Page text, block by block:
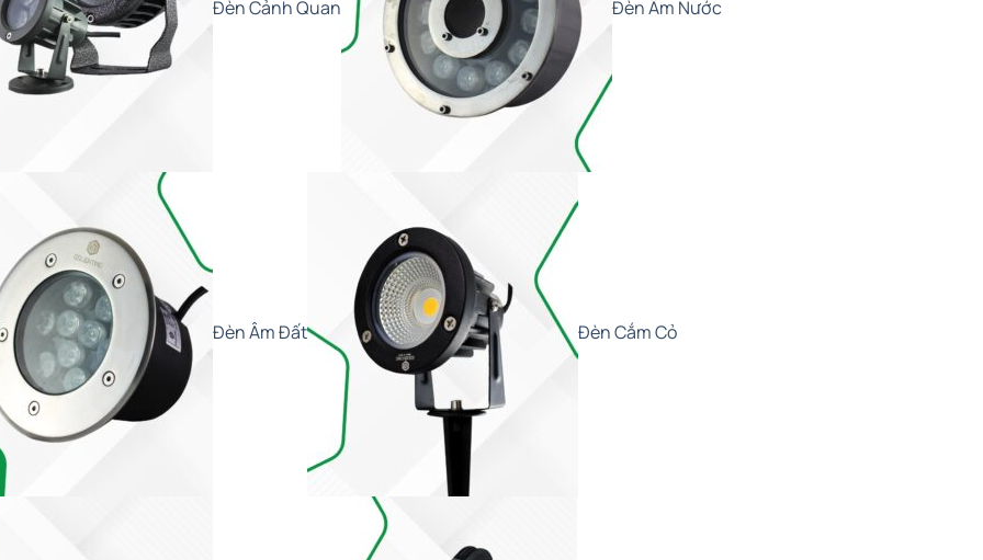
Đèn Cảnh Quan Đèn Âm Nước
Đèn Âm Đất Đèn Cắm Cỏ